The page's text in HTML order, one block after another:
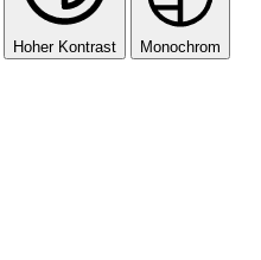
Hoher Kontrast Monochrom